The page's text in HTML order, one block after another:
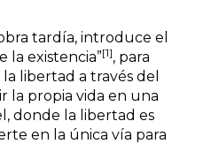
tardía, introduce el
la existencia”[1], para
libertad a través del
la propia vida en una
donde la libertad es
en la única vía para